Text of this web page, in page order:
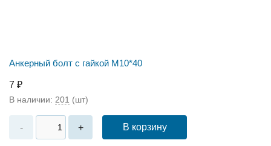
Анкерный болт с гайкой М10*40
7 ₽
В наличии: 201 (шт)
- + В корзину